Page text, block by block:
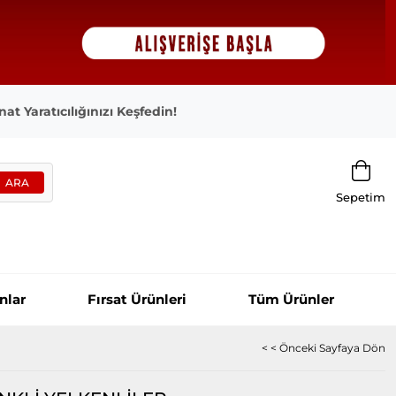
Yaratıcılığınızı Keşfedin!
Sepetim
Fırsat Ürünleri Tüm Ürünler
< < Önceki Sayfaya Dön